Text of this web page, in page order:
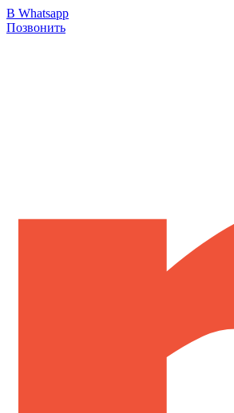
В Whatsapp
Позвонить